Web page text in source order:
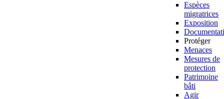
Espèces
migratrices
Exposition
Protéger
Menaces
Mesures de
protection
Patrimoine
bâti
Agir